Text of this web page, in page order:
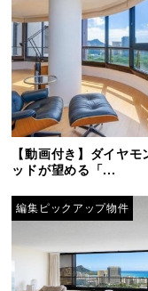
【動画付き】ダイヤモ
ッドが望める「...
編集ピックアップ物件